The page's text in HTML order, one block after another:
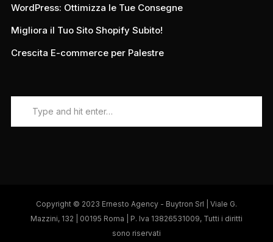
WordPress: Ottimizza le Tue Consegne
Migliora il Tuo Sito Shopify Subito!
Crescita E-commerce per Palestre
Copyright © 2023 Ernesto Agency - Buytron Srl | Viale G.
Mazzini, 132 | 00195 Roma | P. Iva 13826531009, Tutti i diritti
sono riservati